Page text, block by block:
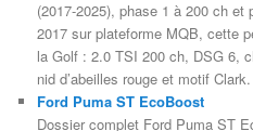
(2017-2025), phase 1 à 200 ch
2017 sur plateforme MQB, cette
la Golf : 2.0 TSI 200 ch, DSG 6,
nid d’abeilles rouge et motif
Ford Puma ST EcoBoost
Dossier complet Ford Puma ST